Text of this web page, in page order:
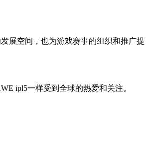
展空间，也为游戏赛事的组织和推广提
ipl5一样受到全球的热爱和关注。